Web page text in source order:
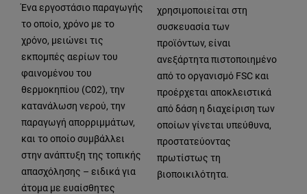
Ένα εργοστάσιο παραγωγής
το οποίο, χρόνο με το
χρόνο, μειώνει τις
εκπομπές αερίων του
φαινομένου του
θερμοκηπίου (C02), την
κατανάλωση νερού, την
παραγωγή απορριμμάτων,
και το οποίο συμβάλλει
στην ανάπτυξη της τοπικής
απασχόλησης – ειδικά για
άτομα με ευαίσθητες
χρησιμοποιείται στη
συσκευασία των
προϊόντων, είναι
ανεξάρτητα πιστοποιημένο
από το οργανισμό FSC και
προέρχεται αποκλειστικά
από δάση η διαχείριση των
οποίων γίνεται υπεύθυνα,
προστατεύοντας
πρωτίστως τη
βιοποικιλότητα.